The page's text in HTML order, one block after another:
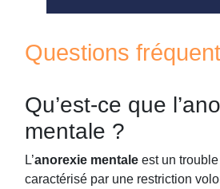
Questions
Qu’est-ce que
mentale ?
L’anorexie mentale est un
caractérisé par une restriction